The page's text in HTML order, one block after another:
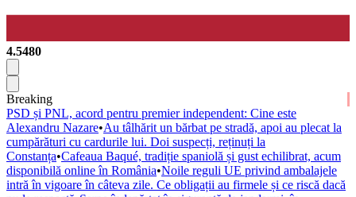
4.5480
Breaking
PSD și PNL, acord pentru premier independent: Cine este
Alexandru Nazare•Au tâlhărit un bărbat pe stradă, apoi au plecat la
cumpărături cu cardurile lui. Doi suspecți, reținuți la
Constanța•Cafeaua Baqué, tradiție spaniolă și gust echilibrat, acum
disponibilă online în România•Noile reguli UE privind ambalajele
intră în vigoare în câteva zile. Ce obligații au firmele și ce riscă dacă